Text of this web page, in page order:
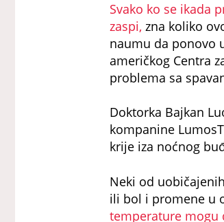
Svako ko se ikada
zaspi, zna koliko
naumu da ponovo
američkog Centra
problema sa
Doktorka Bajkan
kompanine
krije iza noćnog
Neki od
ili bol i promene u
temperature mogu